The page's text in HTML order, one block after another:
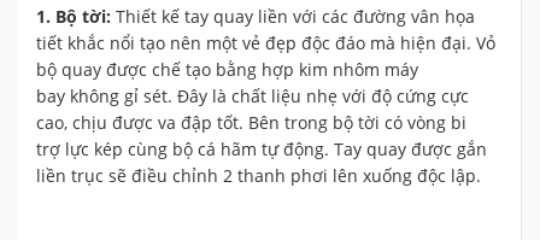
1. Bộ tời: Thiết kế tay quay liền với các đường vân họa
tiết khắc nổi tạo nên một vẻ đẹp độc đáo mà hiện đại. Vỏ
bộ quay được chế tạo bằng hợp kim nhôm máy
bay không gỉ sét. Đây là chất liệu nhẹ với độ cứng cực
cao, chịu được va đập tốt. Bên trong bộ tời có vòng bi
trợ lực kép cùng bộ cá hãm tự động. Tay quay được gắn
liền trục sẽ điều chỉnh 2 thanh phơi lên xuống độc lập.